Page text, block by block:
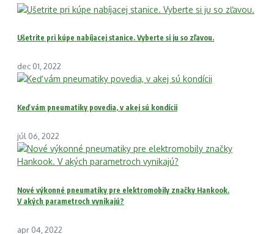
Ušetrite pri kúpe nabíjacej stanice. Vyberte si ju so zľavou.
dec 01, 2022
Keď vám pneumatiky povedia, v akej sú kondícii
júl 06, 2022
Nové výkonné pneumatiky pre elektromobily značky Hankook.
V akých parametroch vynikajú?
apr 04, 2022